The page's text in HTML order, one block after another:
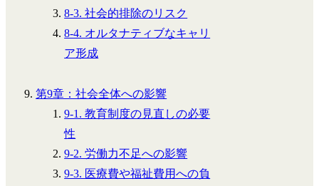
8-3. 社会的排除のリスク
8-4. オルタナティブなキャリ
ア形成
第9章：社会全体への影響
9-1. 教育制度の見直しの必要
性
9-2. 労働力不足への影響
9-3. 医療費や福祉費用への負